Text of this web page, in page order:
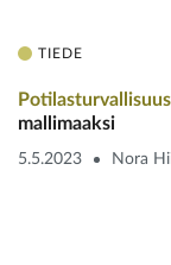
TIEDE
Potilasturvallisuus
mallimaaksi
5.5.2023 Nora